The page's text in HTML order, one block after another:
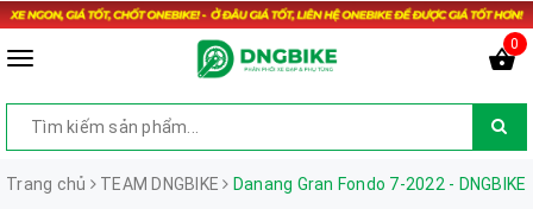
0
Trang chủ TEAM DNGBIKE Danang Gran Fondo 7-2022 - DNGBIKE